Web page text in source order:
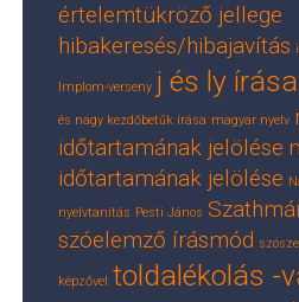
értelemtükröző jellege
hibakeresés/hibajavítás
Implom-verseny j és ly írása
és nagy kezdőbetűk írása magyar nyelv
időtartamának jelölése
időtartamának jelölése
nyelvtanítás Pesti János
szóelemző írásmód
képzővel toldalékolás -